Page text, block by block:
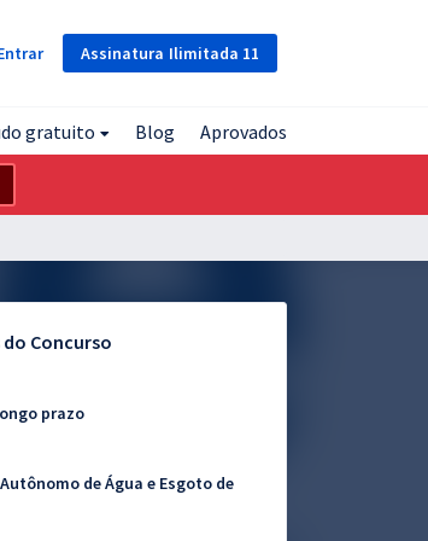
Assinatura Ilimitada 11
gratuito Blog Aprovados
Concurso
prazo
de Água e Esgoto de